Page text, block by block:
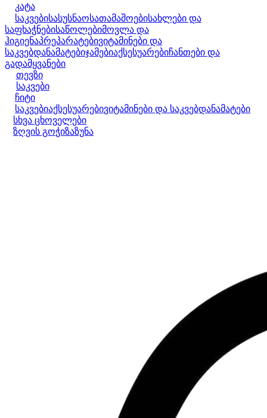
კატა
საკვებისასუსნაოსათამაშოებისახლები და
საფხაჭნებისაწოლებიმოვლა და
ჰიგიენაპრეპარატებივიტამინები და
საკვებდანამატებიჯამებიაქსესუარებიჩანთები და
გადამყვანები
თევზი
საკვები
ჩიტი
საკვებიაქსესუარებივიტამინები და საკვებდანამატები
სხვა ცხოველები
ზღვის გოჭიზაზუნა